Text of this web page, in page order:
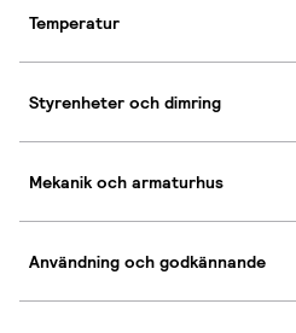
Temperatur
Styrenheter och dimring
Mekanik och armaturhus
Användning och godkännande